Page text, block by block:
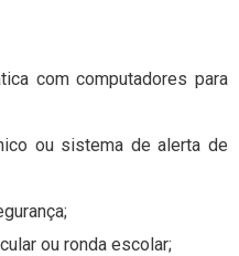
com computadores para
ou sistema de alerta de
ou ronda escolar;